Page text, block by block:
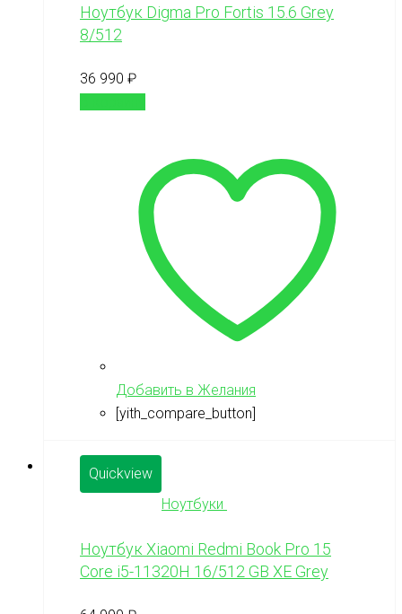
Ноутбук Digma Pro Fortis 15.6 Grey
8/512
36 990 ₽
Добавить в Желания
[yith_compare_button]
Quickview
Ноутбуки
Ноутбук Xiaomi Redmi Book Pro 15
Core i5-11320H 16/512 GB XE Grey